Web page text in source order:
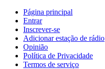
Página principal
Entrar
Inscrever-se
Adicionar estação de rádio
Opinião
Política de Privacidade
Termos de serviço